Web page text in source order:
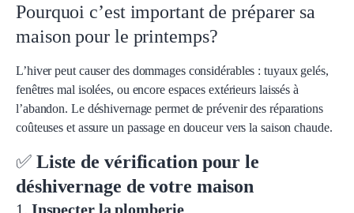
Pourquoi c’est important de préparer sa
maison pour le printemps?
L’hiver peut causer des dommages considérables : tuyaux gelés,
fenêtres mal isolées, ou encore espaces extérieurs laissés à
l’abandon. Le déshivernage permet de prévenir des réparations
coûteuses et assure un passage en douceur vers la saison chaude.
✅ Liste de vérification pour le
déshivernage de votre maison
1. Inspecter la plomberie